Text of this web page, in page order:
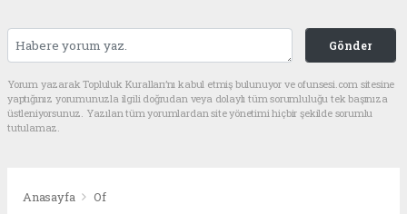
Gönder
Yorum yazarak Topluluk Kuralları’nı kabul etmiş bulunuyor ve ofunsesi.com sitesine
yaptığınız yorumunuzla ilgili doğrudan veya dolaylı tüm sorumluluğu tek başınıza
üstleniyorsunuz. Yazılan tüm yorumlardan site yönetimi hiçbir şekilde sorumlu
tutulamaz.
Anasayfa Of